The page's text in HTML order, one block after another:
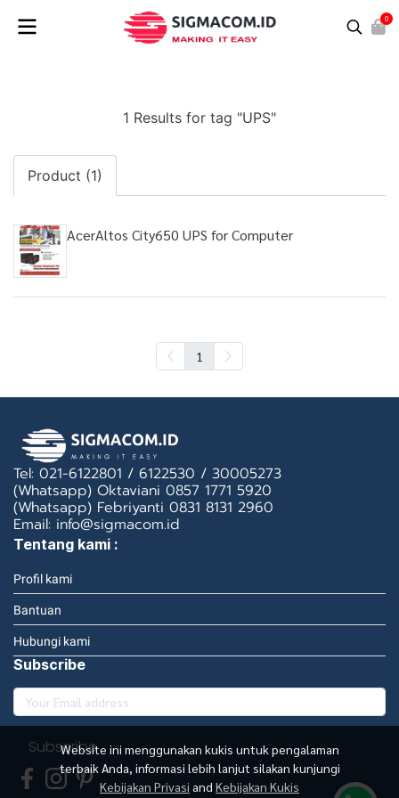
0
1 Results for tag "UPS"
Product (1)
AcerAltos City650 UPS for Computer
1
Website ini menggunakan kukis untuk pengalaman
terbaik Anda, informasi lebih lanjut silakan kunjungi
Kebijakan Privasi and Kebijakan Kukis
Tel: 021-6122801 / 6122530 / 30005273
(Whatsapp) Oktaviani 0857 1771 5920
(Whatsapp) Febriyanti 0831 8131 2960
Email: info@sigmacom.id
Tentang kami :
Profil kami
Bantuan
Hubungi kami
Subscribe
Subscribe